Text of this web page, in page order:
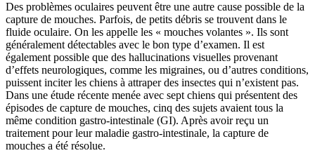
Des problèmes oculaires peuvent être une autre cause possible de la
capture de mouches. Parfois, de petits débris se trouvent dans le
fluide oculaire. On les appelle les « mouches volantes ». Ils sont
généralement détectables avec le bon type d’examen. Il est
également possible que des hallucinations visuelles provenant
d’effets neurologiques, comme les migraines, ou d’autres conditions,
puissent inciter les chiens à attraper des insectes qui n’existent pas.
Dans une étude récente menée avec sept chiens qui présentent des
épisodes de capture de mouches, cinq des sujets avaient tous la
même condition gastro-intestinale (GI). Après avoir reçu un
traitement pour leur maladie gastro-intestinale, la capture de
mouches a été résolue.